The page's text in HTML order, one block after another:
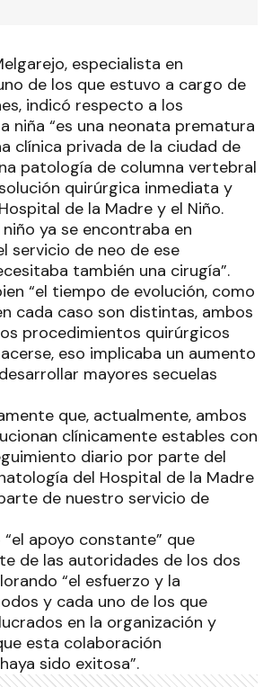
especialista en
de los que estuvo a cargo de
indicó respecto a los
niña “es una neonata prematura
clínica privada de la ciudad de
patología de columna vertebral
quirúrgica inmediata y
de la Madre y el Niño.
ya se encontraba en
servicio de neo de ese
también una cirugía”.
“el tiempo de evolución, como
cada caso son distintas, ambos
procedimientos quirúrgicos
eso implicaba un aumento
mayores secuelas
que, actualmente, ambos
clínicamente estables con
diario por parte del
del Hospital de la Madre
de nuestro servicio de
apoyo constante” que
de las autoridades de los dos
“el esfuerzo y la
y cada uno de los que
en la organización y
esta colaboración
sido exitosa”.